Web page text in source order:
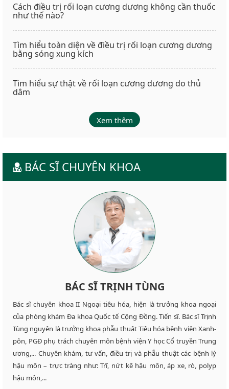
Cách điều trị rối loạn cương dương không cần thuốc
như thế nào?
Tìm hiểu toàn diện về điều trị rối loạn cương dương
bằng sóng xung kích
Tìm hiểu sự thật về rối loạn cương dương do thủ
dâm
Xem thêm
BÁC SĨ CHUYÊN KHOA
BÁC SĨ TRỊNH TÙNG
Bác sĩ chuyên khoa II Ngoại tiêu hóa, hiện là trưởng khoa ngoại
của phòng khám Đa khoa Quốc tế Cộng Đồng. Tiến sĩ. Bác sĩ Trịnh
Tùng nguyên là trưởng khoa phẫu thuật Tiêu hóa bệnh viện Xanh-
pôn, PGĐ phụ trách chuyên môn bệnh viện Y học Cổ truyền Trung
ương,... Chuyên khám, tư vấn, điều trị và phẫu thuật các bệnh lý
hậu môn – trực tràng như: Trĩ, nứt kẽ hậu môn, áp xe, rò, polyp
hậu môn,...